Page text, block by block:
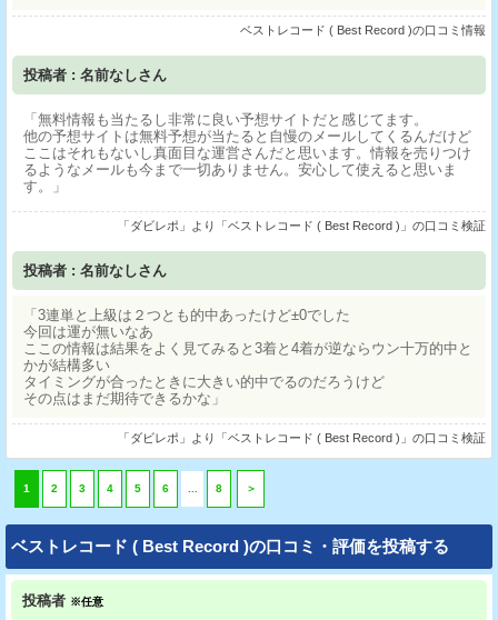
ベストレコード ( Best Record )の口コミ情報
投稿者 : 名前なしさん
「無料情報も当たるし非常に良い予想サイトだと感じてます。
他の予想サイトは無料予想が当たると自慢のメールしてくるんだけど
ここはそれもないし真面目な運営さんだと思います。情報を売りつけ
るようなメールも今まで一切ありません。安心して使えると思いま
す。」
「ダビレポ」より「ベストレコード ( Best Record )」の口コミ検証
投稿者 : 名前なしさん
「3連単と上級は２つとも的中あったけど±0でした
今回は運が無いなあ
ここの情報は結果をよく見てみると3着と4着が逆ならウン十万的中と
かが結構多い
タイミングが合ったときに大きい的中でるのだろうけど
その点はまだ期待できるかな」
「ダビレポ」より「ベストレコード ( Best Record )」の口コミ検証
1 2 3 4 5 6 8 ＞
ベストレコード ( Best Record )の口コミ・評価を投稿する
投稿者 ※任意